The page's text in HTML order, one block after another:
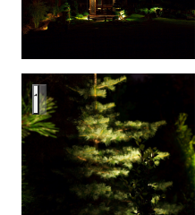
Ландшафтная подсветка